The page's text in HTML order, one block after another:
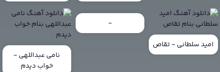
امید سلطانی - تقاص
-
نامی عبداللهی -
خواب دیدم